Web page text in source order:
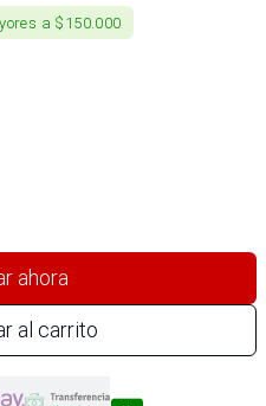
a $150.000
ahora
al carrito